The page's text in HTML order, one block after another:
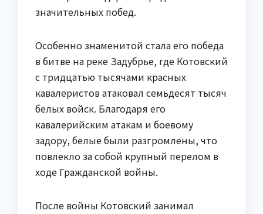
значительных побед.
Особенно знаменитой стала его победа
в битве на реке Задубрье, где Котовский
с тридцатью тысячами красных
кавалеристов атаковал семьдесят тысяч
белых войск. Благодаря его
кавалерийским атакам и боевому
задору, белые были разгромлены, что
повлекло за собой крупный перелом в
ходе Гражданской войны.
После войны Котовский занимал